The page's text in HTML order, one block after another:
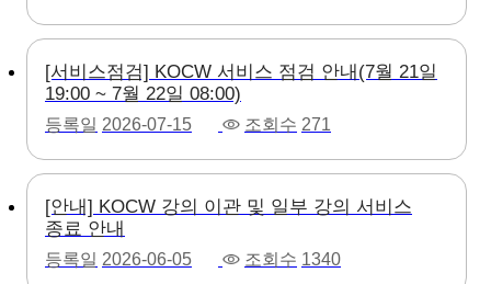
[서비스점검] KOCW 서비스 점검 안내(7월 21일
19:00 ~ 7월 22일 08:00)
등록일 2026-07-15 조회수 271
[안내] KOCW 강의 이관 및 일부 강의 서비스
종료 안내
등록일 2026-06-05 조회수 1340